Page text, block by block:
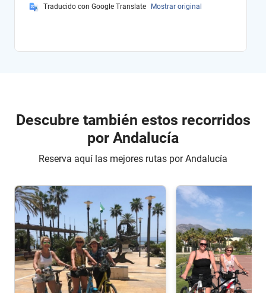
Traducido con Google Translate Mostrar original
Descubre también estos recorridos
por Andalucía
Reserva aquí las mejores rutas por Andalucía